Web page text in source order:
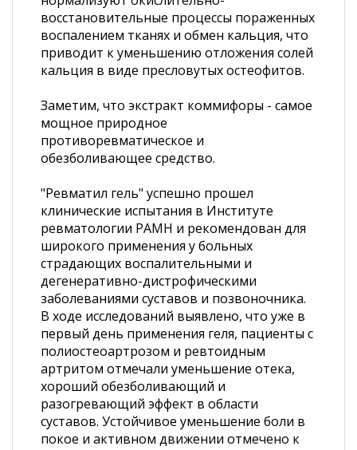
восстановительные процессы пораженных
воспалением тканях и обмен кальция, что
приводит к уменьшению отложения солей
кальция в виде пресловутых остеофитов.
Заметим, что экстракт коммифоры - самое
мощное природное
противоревматическое и
обезболивающее средство.
"Ревматил гель" успешно прошел
клинические испытания в Институте
ревматологии РАМН и рекомендован для
широкого применения у больных
страдающих воспалительными и
дегенеративно-дистрофическими
заболеваниями суставов и позвоночника.
В ходе исследований выявлено, что уже в
первый день применения геля, пациенты с
полиостеоартрозом и ревтоидным
артритом отмечали уменьшение отека,
хороший обезболивающий и
разогревающий эффект в области
суставов. Устойчивое уменьшение боли в
покое и активном движении отмечено к